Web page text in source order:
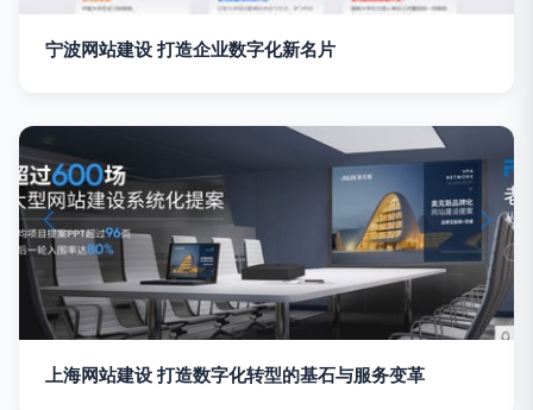
宁波网站建设 打造企业数字化新名片
上海网站建设 打造数字化转型的基石与服务变革